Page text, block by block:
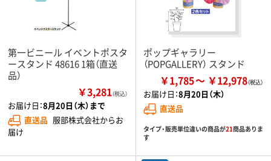
第一ビニール イベントポスタ
ースタンド 48616 1箱（直送
品）
￥3,281（税込）
お届け日：8月20日（木）まで
直送品 服部株式会社からお
届け
ポップギャラリー
（POPGALLERY） スタンド
￥1,785 ￥12,978
お届け日：8月20日（木）
直送品
タイプ・販売単位違いの商品が21商品ありま
す